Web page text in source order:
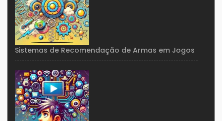
Sistemas de Recomendação de Armas em Jogos